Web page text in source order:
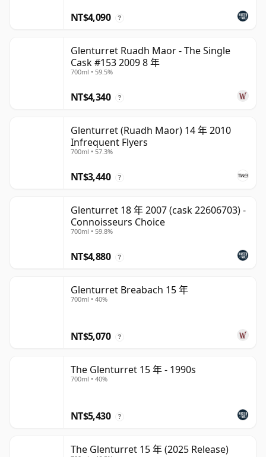
NT$4,090 ?
Glenturret Ruadh Maor - The Single
Cask #153 2009 8 年
700ml • 59.5%
NT$4,340 ?
Glenturret (Ruadh Maor) 14 年 2010
Infrequent Flyers
700ml • 57.3%
NT$3,440 ?
Glenturret 18 年 2007 (cask 22606703) -
Connoisseurs Choice
700ml • 59.8%
NT$4,880 ?
Glenturret Breabach 15 年
700ml • 40%
NT$5,070 ?
The Glenturret 15 年 - 1990s
700ml • 40%
NT$5,430 ?
The Glenturret 15 年 (2025 Release)